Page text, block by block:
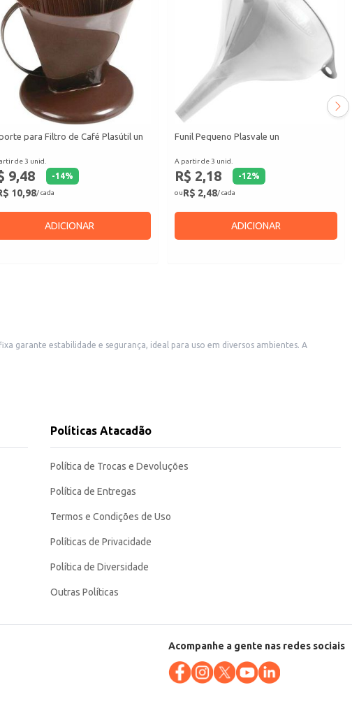
para Filtro de Café Plasútil un
de 3 unid.
9,48 -14%
10,98/ cada
ADICIONAR
Funil Pequeno Plasvale un
A partir de 3 unid.
R$ 2,18 -12%
ouR$ 2,48/ cada
ADICIONAR
a dia, tanto em ambientes domésticos quanto comerciais. Sua estrutura robusta e
Políticas Atacadão
Política de Trocas e Devoluções
Política de Entregas
Termos e Condições de Uso
Políticas de Privacidade
Política de Diversidade
Outras Políticas
Acompanhe a gente nas redes sociais